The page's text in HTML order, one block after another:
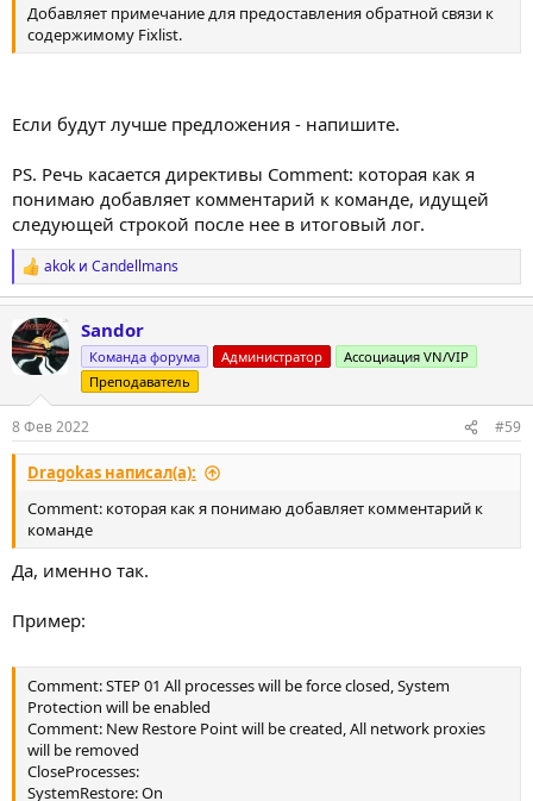
Добавляет примечание для предоставления обратной связи к
содержимому Fixlist.
Если будут лучше предложения - напишите.
PS. Речь касается директивы Comment: которая как я
понимаю добавляет комментарий к команде, идущей
следующей строкой после нее в итоговый лог.
Р
е
к
ц
и
:
akok и Candellmans
Sandor
Команда форума Администратор
Ассоциация VN/VIP
Преподаватель
8 Фев 2022 #59
Dragokas написал(а):
Comment: которая как я понимаю добавляет комментарий к
команде
Да, именно так.
Пример:
Comment: STEP 01 All processes will be force closed, System
Protection will be enabled
Comment: New Restore Point will be created, All network proxies
will be removed
CloseProcesses:
SystemRestore: On